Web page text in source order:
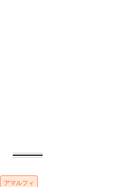
アマルフィ